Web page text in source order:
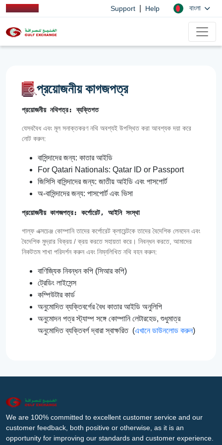
Support Help বাংলা
প্রয়োজনীয় কাগজপত্র
প্রয়োজনীয় নথিপত্র: ব্যক্তিগত
যেসববৈধ এবং মূল সনাক্তকরণ নথি অবশ্যই উপস্থিত করা আবশ্যক দয়া করে
নোট করুন:
বাসিন্দাদের জন্য: কাতার আইডি
For Qatari Nationals: Qatar ID or Passport
জিসিসি বাসিন্দাদের জন্য: জাতীয় আইডি এবং পাসপোর্ট
অ-বাসিন্দাদের জন্য: পাসপোর্ট এবং ভিসা
প্রয়োজনীয় কাগজপত্র: কর্পোরেট, আইনি সংস্থা
গাল্‌ফ এক্সচেঞ্জ কোম্পানি তাদের কর্পোরেট ক্লায়েন্টকে তাদের বৈদেশিক লেনদেন এবং
বৈদেশিক মুদ্রার বিক্রয় / ক্রয় করতে সহায়তা করে। নিবন্ধন করতে, আমাদের
নিকটতম শাখা পরিদর্শন করুন এবং নিম্নলিখিত নথি বহন করুন:
বাণিজ্যিক নিবন্ধন কপি (সিআর কপি)
ট্রেডিং লাইসেন্স
কম্পিউটার কার্ড
অনুমোদিত ব্যক্তিবর্গের বৈধ কাতার আইডি অনুলিপি
অনুমোদন পত্র স্ট্যাম্প সঙ্গে কোম্পানি লেটারহেড, শুধুমাত্র
অনুমোদিত ব্যক্তিবর্গ দ্বারা স্বাক্ষরিত (এখানে ডাউনলোড করুন)
We are 100% committed to excellent customer service and our
customer feedback, both positive or otherwise, as it is an
opportunity for improving our standards and customer experience.